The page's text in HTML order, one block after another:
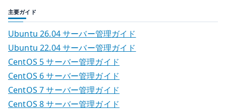
主要ガイド
Ubuntu 26.04 サーバー管理ガイド
Ubuntu 22.04 サーバー管理ガイド
CentOS 5 サーバー管理ガイド
CentOS 6 サーバー管理ガイド
CentOS 7 サーバー管理ガイド
CentOS 8 サーバー管理ガイド